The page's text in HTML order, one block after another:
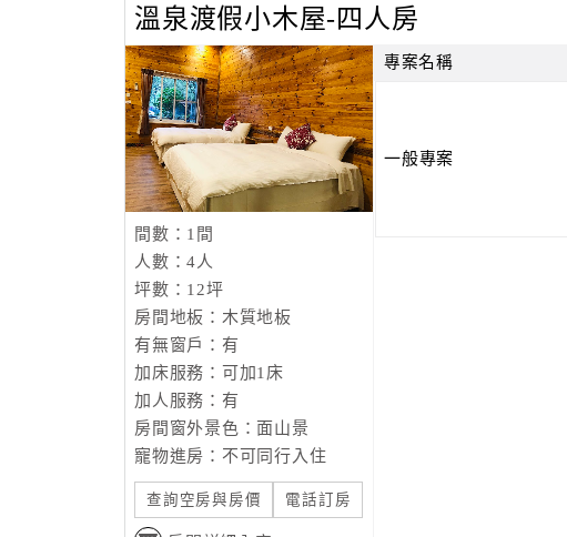
溫泉渡假小木屋-四人房
間數：1間
人數：4人
坪數：12坪
房間地板：木質地板
有無窗戶：有
加床服務：可加1床
加人服務：有
房間窗外景色：面山景
寵物進房：不可同行入住
查詢空房與房價 電話訂房
專案名稱
一般專案